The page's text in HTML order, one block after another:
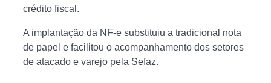
crédito fiscal.
A implantação da NF-e substituiu a tradicional nota
de papel e facilitou o acompanhamento dos setores
de atacado e varejo pela Sefaz.